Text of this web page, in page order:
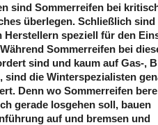
sind Sommerreifen bei
überlegen. Schließlich sind
Herstellern speziell für den
Sommerreifen bei
sind und kaum auf Gas-,
sind die Winterspezialisten
Denn wo Sommerreifen
gerade losgehen soll, bauen
auf und bremsen und